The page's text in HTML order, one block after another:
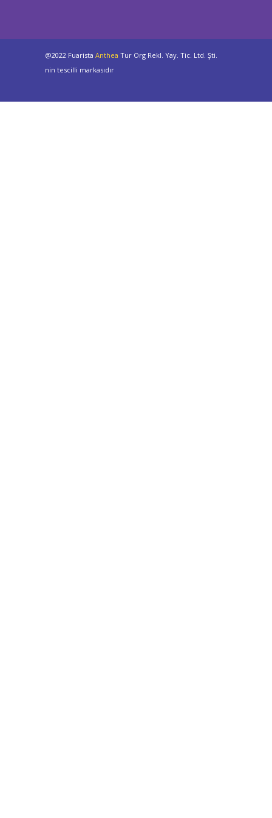
@2022 Fuarista Anthea Tur Org Rekl. Yay. Tic. Ltd. Şti.
nin tescilli markasıdır